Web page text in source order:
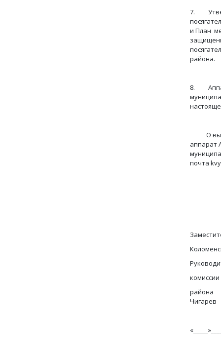
7.
и План
района.
8.
О
аппарат
почта
Чигарев